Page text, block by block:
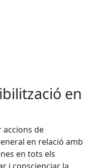
en
accions de
en relació amb
en tots els